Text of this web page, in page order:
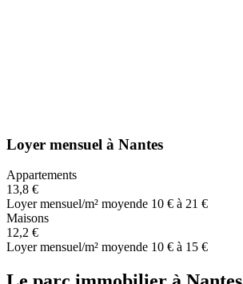
Loyer mensuel à Nantes
Appartements
13,8 €
Loyer mensuel/m² moyende 10 € à 21 €
Maisons
12,2 €
Loyer mensuel/m² moyende 10 € à 15 €